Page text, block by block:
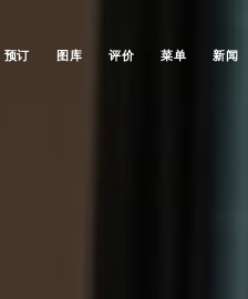
预订 图库 评价 菜单 新闻